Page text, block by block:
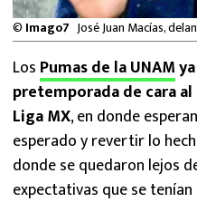
NFL
© Imago7 José Juan Macías,
Los Pumas de la UNAM
pretemporada de cara
Liga MX, en donde
esperado y revertir lo
donde se quedaron lejos
expectativas que se